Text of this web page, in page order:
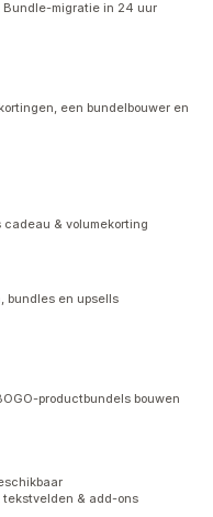
Bundle-migratie in 24 uur
een bundelbouwer en
cadeau & volumekorting
bundles en upsells
productbundels bouwen
tekstvelden & add-ons